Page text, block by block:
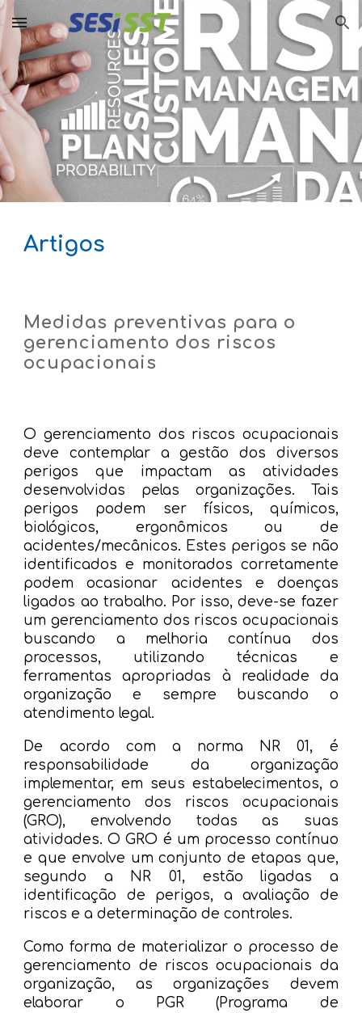
Skip to main content Skip to navigation
Artigos
Medidas preventivas para o
gerenciamento dos riscos
ocupacionais
O gerenciamento dos riscos ocupacionais
deve contemplar a gestão dos diversos
perigos que impactam as atividades
desenvolvidas pelas organizações. Tais
perigos podem ser físicos, químicos,
biológicos, ergonômicos ou de
acidentes/mecânicos. Estes perigos se não
identificados e monitorados corretamente
podem ocasionar acidentes e doenças
ligados ao trabalho. Por isso, deve-se fazer
um gerenciamento dos riscos ocupacionais
buscando a melhoria contínua dos
processos, utilizando técnicas e
ferramentas apropriadas à realidade da
organização e sempre buscando o
atendimento legal.
De acordo com a norma NR 01, é
responsabilidade da organização
implementar, em seus estabelecimentos, o
gerenciamento dos riscos ocupacionais
(GRO), envolvendo todas as suas
atividades. O GRO é um processo contínuo
e que envolve um conjunto de etapas que,
segundo a NR 01, estão ligadas a
identificação de perigos, a avaliação de
riscos e a determinação de controles.
Como forma de materializar o processo de
gerenciamento de riscos ocupacionais da
organização, as organizações devem
elaborar o PGR (Programa de